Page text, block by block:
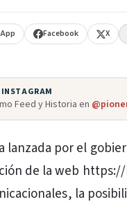
Facebook X
Feed y Historia en
lanzada por el
de la web
la